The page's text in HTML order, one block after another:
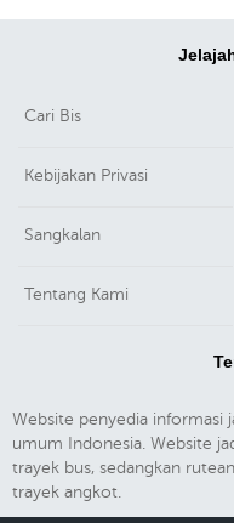
Cari Bis
Kebijakan Privasi
Sangkalan
Tentang Kami
Website penyedia informasi
umum Indonesia. Website
trayek bus, sedangkan
trayek angkot.